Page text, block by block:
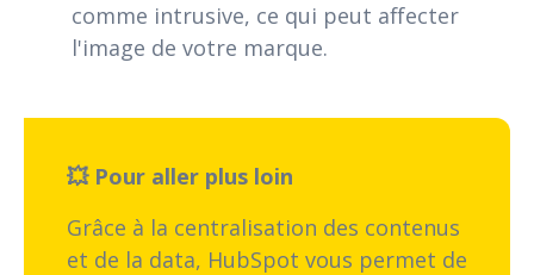
comme intrusive, ce qui peut affecter
l'image de votre marque.
💥 Pour aller plus loin
Grâce à la centralisation des contenus
et de la data, HubSpot vous permet de